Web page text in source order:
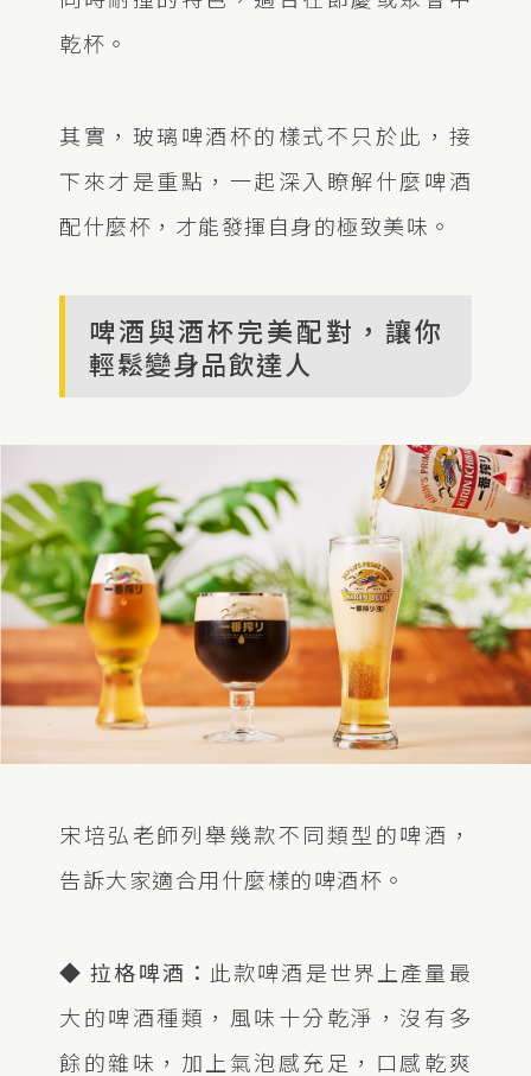
乾杯。
其實，玻璃啤酒杯的樣式不只於此，接
下來才是重點，一起深入瞭解什麼啤酒
配什麼杯，才能發揮自身的極致美味。
啤酒與酒杯完美配對，讓你
輕鬆變身品飲達人
宋培弘老師列舉幾款不同類型的啤酒，
告訴大家適合用什麼樣的啤酒杯。
◆ 拉格啤酒： 此款啤酒是世界上產量最
大的啤酒種類，風味十分乾淨，沒有多
餘的雜味，加上氣泡感充足，口感乾爽